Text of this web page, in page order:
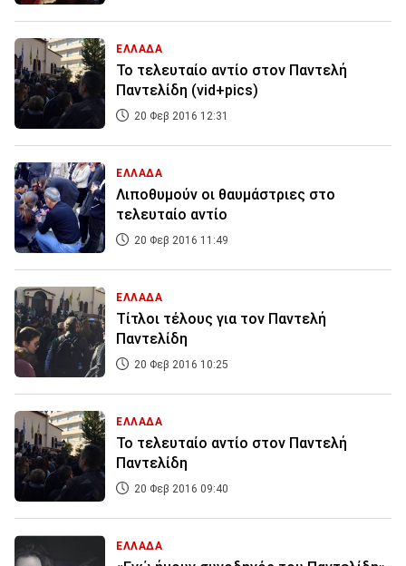
ΕΛΛΑΔΑ
Το τελευταίο αντίο στον Παντελή
Παντελίδη (vid+pics)
20 Φεβ 2016 12:31
ΕΛΛΑΔΑ
Λιποθυμούν οι θαυμάστριες στο
τελευταίο αντίο
20 Φεβ 2016 11:49
ΕΛΛΑΔΑ
Τίτλοι τέλους για τον Παντελή
Παντελίδη
20 Φεβ 2016 10:25
ΕΛΛΑΔΑ
Το τελευταίο αντίο στον Παντελή
Παντελίδη
20 Φεβ 2016 09:40
ΕΛΛΑΔΑ